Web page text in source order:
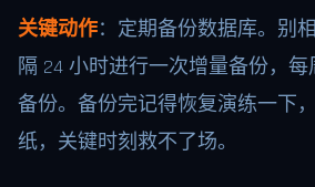
关键动作：定期备份数据库。别
隔 24 小时进行一次增量备份，
备份。备份完记得恢复演练一下
纸，关键时刻救不了场。